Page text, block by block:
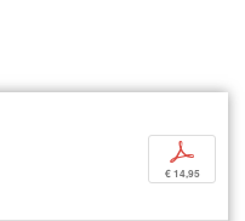
p
€ 14,95